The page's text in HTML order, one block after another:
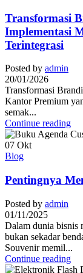
Transformasi
Implementasi
Terintegrasi
Posted by admin
20/01/2026
Transformasi
Kantor Premium
semak...
Continue reading
07 Okt
Blog
Pentingnya
Posted by admin
01/11/2025
Dalam dunia bisnis
bukan sekadar
Souvenir memil...
Continue reading